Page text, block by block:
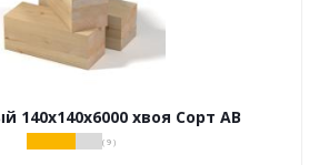
140х140х6000 хвоя Сорт АВ
( 9 )